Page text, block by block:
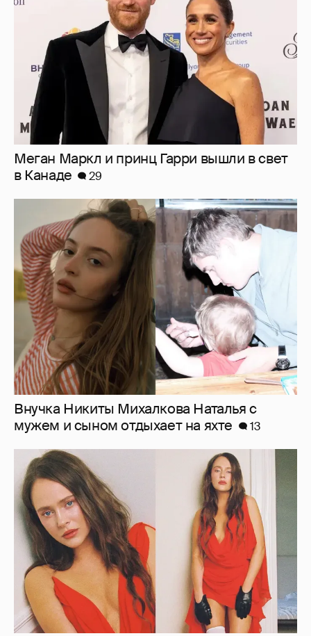
Меган Маркл и принц Гарри вышли в свет
в Канаде
29
Внучка Никиты Михалкова Наталья с
мужем и сыном отдыхает на яхте
13